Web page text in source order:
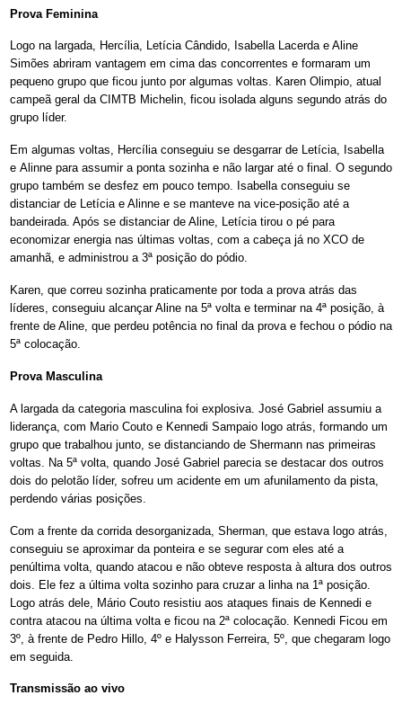
Prova Feminina
Logo na largada, Hercília, Letícia Cândido, Isabella Lacerda e Aline
Simões abriram vantagem em cima das concorrentes e formaram um
pequeno grupo que ficou junto por algumas voltas. Karen Olimpio, atual
campeã geral da CIMTB Michelin, ficou isolada alguns segundo atrás do
grupo líder.
Em algumas voltas, Hercília conseguiu se desgarrar de Letícia, Isabella
e Alinne para assumir a ponta sozinha e não largar até o final. O segundo
grupo também se desfez em pouco tempo. Isabella conseguiu se
distanciar de Letícia e Alinne e se manteve na vice-posição até a
bandeirada. Após se distanciar de Aline, Letícia tirou o pé para
economizar energia nas últimas voltas, com a cabeça já no XCO de
amanhã, e administrou a 3ª posição do pódio.
Karen, que correu sozinha praticamente por toda a prova atrás das
líderes, conseguiu alcançar Aline na 5ª volta e terminar na 4ª posição, à
frente de Aline, que perdeu potência no final da prova e fechou o pódio na
5ª colocação.
Prova Masculina
A largada da categoria masculina foi explosiva. José Gabriel assumiu a
liderança, com Mario Couto e Kennedi Sampaio logo atrás, formando um
grupo que trabalhou junto, se distanciando de Shermann nas primeiras
voltas. Na 5ª volta, quando José Gabriel parecia se destacar dos outros
dois do pelotão líder, sofreu um acidente em um afunilamento da pista,
perdendo várias posições.
Com a frente da corrida desorganizada, Sherman, que estava logo atrás,
conseguiu se aproximar da ponteira e se segurar com eles até a
penúltima volta, quando atacou e não obteve resposta à altura dos outros
dois. Ele fez a última volta sozinho para cruzar a linha na 1ª posição.
Logo atrás dele, Mário Couto resistiu aos ataques finais de Kennedi e
contra atacou na última volta e ficou na 2ª colocação. Kennedi Ficou em
3º, à frente de Pedro Hillo, 4º e Halysson Ferreira, 5º, que chegaram logo
em seguida.
Transmissão ao vivo